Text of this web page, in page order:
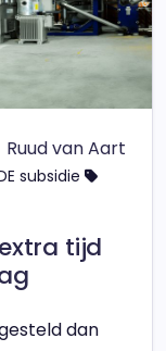
Ruud van Aart
subsidie
tijd
dan